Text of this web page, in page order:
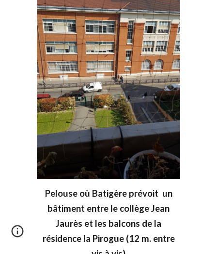
Pelouse où Batigère prévoit un
bâtiment entre le collège Jean
Jaurès et les balcons de la
résidence la Pirogue (12 m. entre